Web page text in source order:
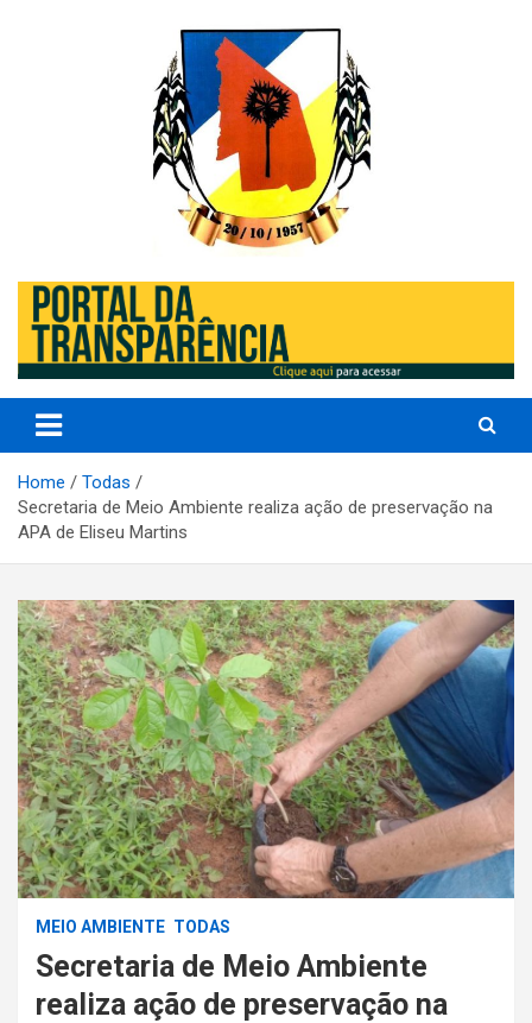
Prefeitura de Eliseu Martins –
PI
Home
Todas
Secretaria de Meio Ambiente realiza ação de preservação na
APA de Eliseu Martins
MEIO AMBIENTE TODAS
Secretaria de Meio Ambiente
realiza ação de preservação na